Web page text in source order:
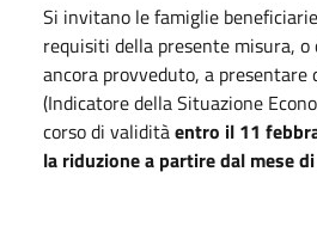
Si invitano le famiglie
requisiti della presente misura, o
ancora provveduto, a presentare
(Indicatore della Situazione
corso di validitàentro il 11
la riduzione a partire dal mese